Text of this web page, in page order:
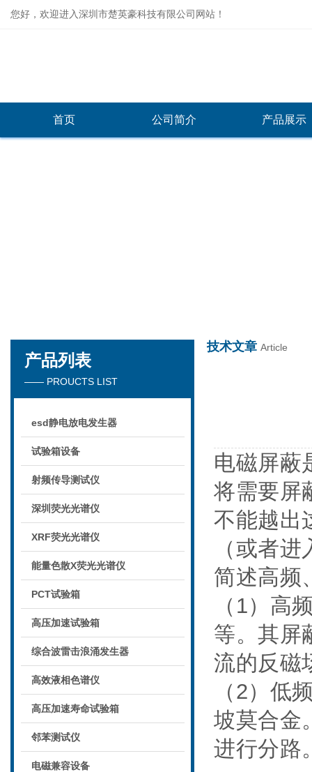
您好，欢迎进入深圳市楚英豪科技有限公司网站！
深圳市楚英豪科技有限公司
首页 公司简介 产品展示
产品列表
—— PROUCTS LIST
esd静电放电发生器
试验箱设备
射频传导测试仪
深圳荧光光谱仪
XRF荧光光谱仪
能量色散X荧光光谱仪
PCT试验箱
高压加速试验箱
综合波雷击浪涌发生器
高效液相色谱仪
高压加速寿命试验箱
邻苯测试仪
电磁兼容设备
技术文章 Article
电磁屏蔽
将需要屏
不能越出
（或者
简述高频
（ 1）高
等。其屏
流的反磁
（ 2）低
坡莫合金
进行分路